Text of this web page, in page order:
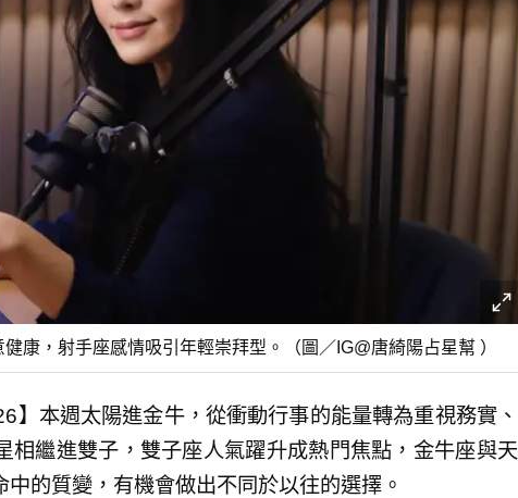
康，射手座感情吸引年輕崇拜型。（圖／IG@唐綺陽占星幫 ）
】本週太陽進金牛，從衝動行事的能量轉為重視務實、
相繼進雙子，雙子座人氣躍升成熱門焦點，金牛座與天
的質變，有機會做出不同於以往的選擇。